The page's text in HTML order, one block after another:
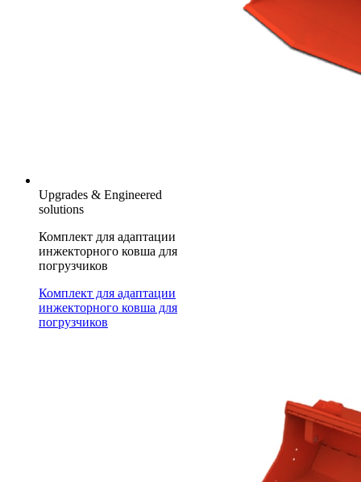
Upgrades & Engineered
solutions
Комплект для адаптации
инжекторного ковша для
погрузчиков
Комплект для адаптации
инжекторного ковша для
погрузчиков